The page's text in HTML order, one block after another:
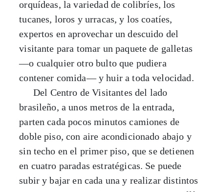
orquídeas, la variedad de colibríes, los
tucanes, loros y urracas, y los coatíes,
expertos en aprovechar un descuido del
visitante para tomar un paquete de galletas
—o cualquier otro bulto que pudiera
contener comida— y huir a toda velocidad.
Del Centro de Visitantes del lado
brasileño, a unos metros de la entrada,
parten cada pocos minutos camiones de
doble piso, con aire acondicionado abajo y
sin techo en el primer piso, que se detienen
en cuatro paradas estratégicas. Se puede
subir y bajar en cada una y realizar distintos